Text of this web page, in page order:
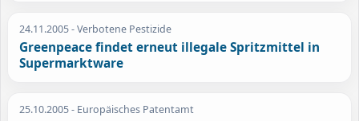
24.11.2005- Verbotene Pestizide
Greenpeace findet erneut illegale Spritzmittel in
Supermarktware
25.10.2005- Europäisches Patentamt